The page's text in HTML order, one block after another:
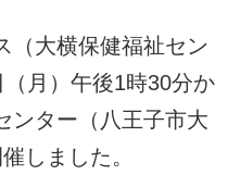
大横保健福祉セン
月）午後1時30分か
ンター（八王子市大
しました。